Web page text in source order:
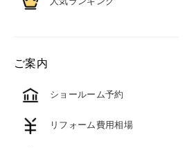
ご案内
ショールーム予約
リフォーム費用相場